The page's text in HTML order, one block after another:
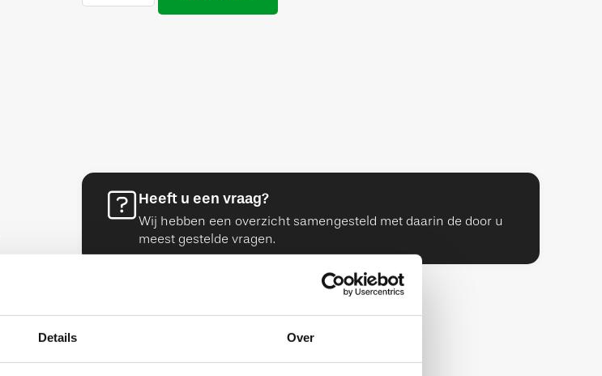
Details Over
Heeft u een vraag?
Wij hebben een overzicht samengesteld met daarin de door u
meest gestelde vragen.